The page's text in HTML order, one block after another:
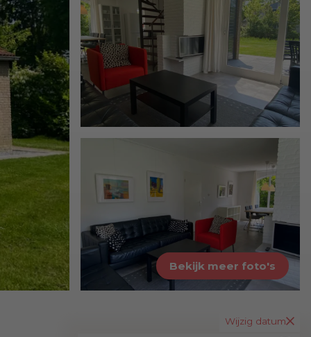
Bekijk meer foto's
Wijzig datum